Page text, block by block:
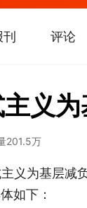
评论
义为
201.5万
义为基层减
如下：